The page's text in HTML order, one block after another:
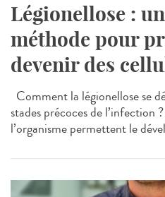
Légionellose :
méthode pour
devenir des
Comment la légionellose se
stades précoces de l’infection
l’organisme permettent le